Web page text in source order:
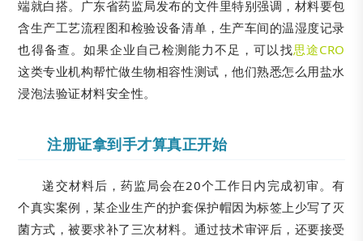
端就白搭。广东省药监局发布的文件里特别强调，材料要包
含生产工艺流程图和检验设备清单，生产车间的温湿度记录
也得备查。如果企业自己检测能力不足，可以找思途CRO
这类专业机构帮忙做生物相容性测试，他们熟悉怎么用盐水
浸泡法验证材料安全性。
注册证拿到手才算真正开始
递交材料后，药监局会在20个工作日内完成初审。有
个真实案例，某企业生产的护套保护帽因为标签上少写了灭
菌方式，被要求补了三次材料。通过技术审评后，还要接受